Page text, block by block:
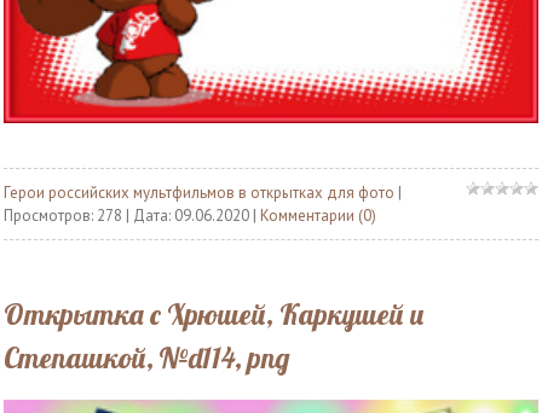
Герои российских мультфильмов в открытках для фото |
Просмотров: 278 | Дата: 09.06.2020 | Комментарии (0)
Открытка с Хрюшей, Каркушей и
Степашкой, №d114, png